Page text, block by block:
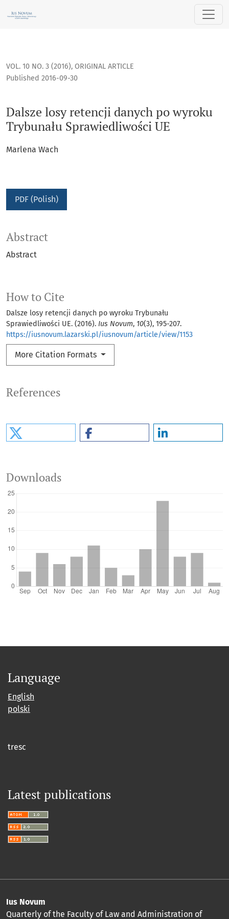
Dalsze losy retencji danych po wyroku Trybunału
VOL. 10 NO. 3 (2016), ORIGINAL ARTICLE
Dalsze losy retencji danych po wyroku
Trybunału Sprawiedliwości UE
Published 2016-09-30
Marlena Wach
PDF (Polish)
How to Cite
Dalsze losy retencji danych po wyroku Trybunału
Sprawiedliwości UE. (2016). Ius Novum, 10(3), 195-207.
https://iusnovum.lazarski.pl/iusnovum/article/view/1153
More Citation Formats
Abstract
Abstract
References
Downloads
Language
English
polski
tresc
Latest publications
Ius Novum
Quarterly of the Faculty of Law and Administration of